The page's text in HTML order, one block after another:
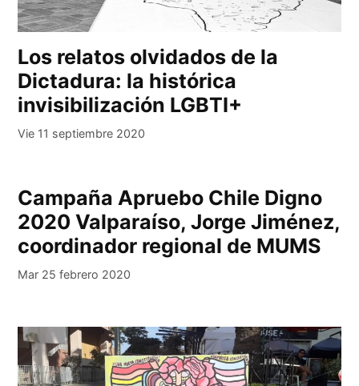
Los relatos olvidados de la
Dictadura: la histórica
invisibilización LGBTI+
Vie 11 septiembre 2020
Campaña Apruebo Chile Digno
2020 Valparaíso, Jorge Jiménez,
coordinador regional de MUMS
Mar 25 febrero 2020